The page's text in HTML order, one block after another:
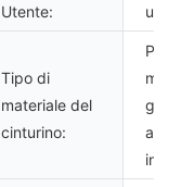
Utente:
Tipo di
materiale del
cinturino: